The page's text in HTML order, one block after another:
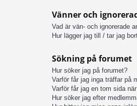
Vänner och
Vad är vän- och ignorerade
Hur lägger jag till / tar jag
Sökning på forumet
Hur söker jag på forumet?
Varför får jag inga träffar på
Varför får jag en tom sida
Hur söker jag efter